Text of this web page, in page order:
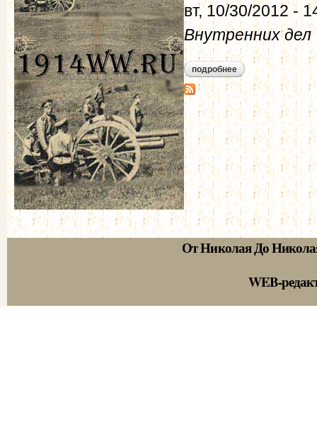
вт, 10/30/2012 -
Внутренних дел
подробнее о внутренних дел.
От Николая До
WEB-